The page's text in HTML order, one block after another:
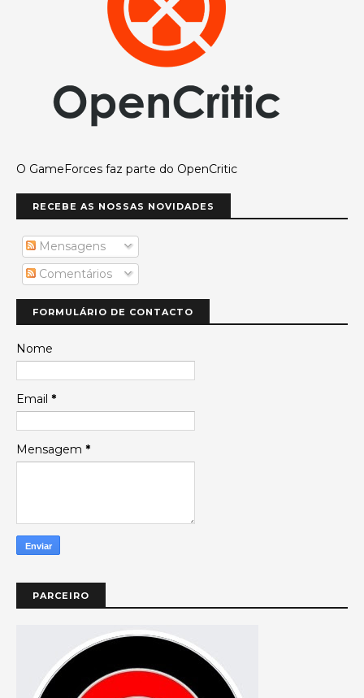
O GameForces faz parte do OpenCritic
RECEBE AS NOSSAS NOVIDADES
Mensagens
Comentários
FORMULÁRIO DE CONTACTO
Nome
Email *
Mensagem *
PARCEIRO